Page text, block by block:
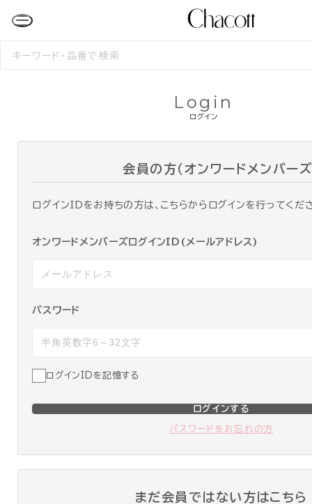
検
ログイン
Login
会員の方（オンワードメンバーズ
ログインIDをお持ちの方は、こちらからログインを行ってくだ
オンワードメンバーズログインID(メールアドレス)
パスワード
ログインIDを記憶する
ログインする
パスワードをお忘れの方
まだ会員ではない方はこちら